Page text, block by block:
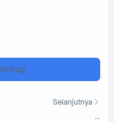
Selanjutnya
...